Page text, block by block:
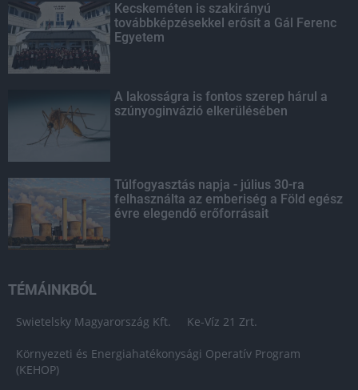
Kecskeméten is szakirányú
továbbképzésekkel erősít a Gál Ferenc
Egyetem
A lakosságra is fontos szerep hárul a
szúnyoginvázió elkerülésében
Túlfogyasztás napja - július 30-ra
felhasználta az emberiség a Föld egész
évre elegendő erőforrásait
TÉMÁINKBÓL
Swietelsky Magyarország Kft. Ke-Víz 21 Zrt.
Környezeti és Energiahatékonysági Operatív Program
(KEHOP)